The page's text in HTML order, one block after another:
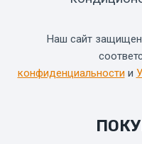
Наш сайт
конфиденциальности и